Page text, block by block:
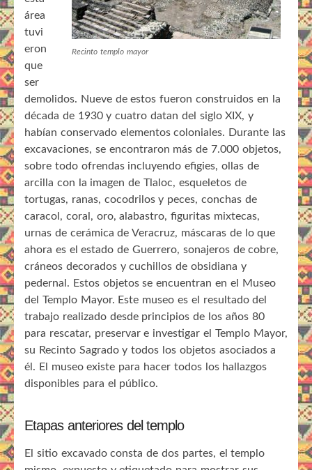
Recinto templo mayor
área
tuvi
eron
que
ser
demolidos. Nueve de estos fueron construidos en la
década de 1930 y cuatro datan del siglo XIX, y
habían conservado elementos coloniales. Durante las
excavaciones, se encontraron más de 7.000 objetos,
sobre todo ofrendas incluyendo efigies, ollas de
arcilla con la imagen de Tlaloc, esqueletos de
tortugas, ranas, cocodrilos y peces, conchas de
caracol, coral, oro, alabastro, figuritas mixtecas,
urnas de cerámica de Veracruz, máscaras de lo que
ahora es el estado de Guerrero, sonajeros de cobre,
cráneos decorados y cuchillos de obsidiana y
pedernal. Estos objetos se encuentran en el Museo
del Templo Mayor. Este museo es el resultado del
trabajo realizado desde principios de los años 80
para rescatar, preservar e investigar el Templo Mayor,
su Recinto Sagrado y todos los objetos asociados a
él. El museo existe para hacer todos los hallazgos
disponibles para el público.
Etapas anteriores del templo
El sitio excavado consta de dos partes, el templo